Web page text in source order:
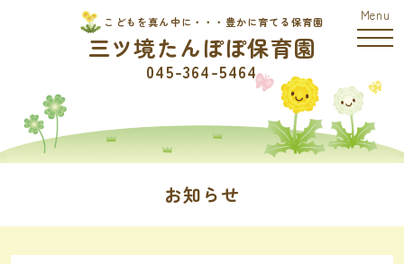
こどもを真ん中に・・・豊かに育てる保育園
三ツ境たんぽぽ保育園
045-364-5464
お知らせ